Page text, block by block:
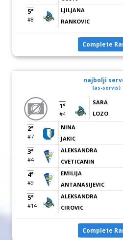
5°
#8
LJILJANA
RANKOVIC
Complete
najbolji
(as-servis)
1°
#4
SARA
LOZO
2°
#7
NINA
JAKIC
3°
#4
ALEKSANDRA
CVETICANIN
4°
#9
EMILIJA
ANTANASIJEVIC
5°
#14
ALEKSANDRA
CIROVIC
Complete